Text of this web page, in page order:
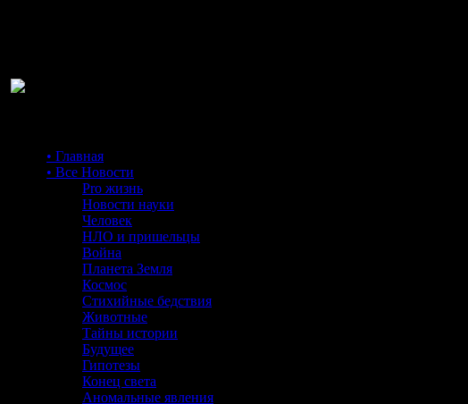
• Главная
• Все Новости
Pro жизнь
Новости науки
Человек
НЛО и пришельцы
Война
Планета Земля
Космос
Стихийные бедствия
Животные
Тайны истории
Будущее
Гипотезы
Конец света
Аномальные явления